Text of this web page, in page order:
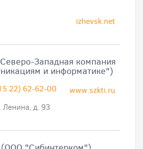
izhevsk.net
Западная компания
и информатике")
www.szkti.ru
22) 62-62-00
Ленина, д. 93